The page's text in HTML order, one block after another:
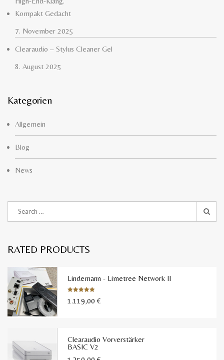
Kompakt Gedacht
7. November 2025
Clearaudio – Stylus Cleaner Gel
8. August 2025
Kategorien
Allgemein
Blog
News
RATED PRODUCTS
Lindemann - Limetree Network II
Bewertet
1.119,00 €
Clearaudio Vorverstärker
BASIC V2